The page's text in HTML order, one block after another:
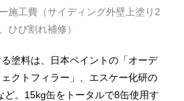
施工費（サイディング外壁上塗り2
ひび割れ補修）
る塗料は、日本ペイントの「オーデ
クトフィラー」、エスケー化研の
ど。15kg缶をトータルで8缶使用す